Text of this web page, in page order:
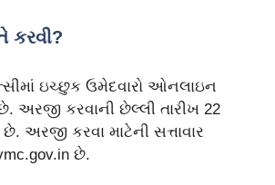
કરવી?
ઇચ્છુક ઉમેદવારો ઓનલાઇન
અરજી કરવાની છેલ્લી તારીખ 22
અરજી કરવા માટેની સત્તાવાર
છે.